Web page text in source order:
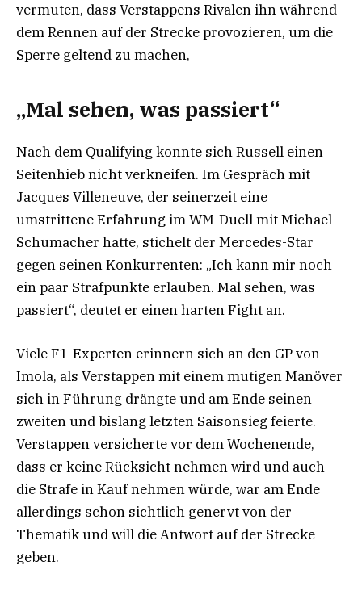
vermuten, dass Verstappens Rivalen ihn während
dem Rennen auf der Strecke provozieren, um die
Sperre geltend zu machen,
„Mal sehen, was passiert“
Nach dem Qualifying konnte sich Russell einen
Seitenhieb nicht verkneifen. Im Gespräch mit
Jacques Villeneuve, der seinerzeit eine
umstrittene Erfahrung im WM-Duell mit Michael
Schumacher hatte, stichelt der Mercedes-Star
gegen seinen Konkurrenten: „Ich kann mir noch
ein paar Strafpunkte erlauben. Mal sehen, was
passiert“, deutet er einen harten Fight an.
Viele F1-Experten erinnern sich an den GP von
Imola, als Verstappen mit einem mutigen Manöver
sich in Führung drängte und am Ende seinen
zweiten und bislang letzten Saisonsieg feierte.
Verstappen versicherte vor dem Wochenende,
dass er keine Rücksicht nehmen wird und auch
die Strafe in Kauf nehmen würde, war am Ende
allerdings schon sichtlich genervt von der
Thematik und will die Antwort auf der Strecke
geben.